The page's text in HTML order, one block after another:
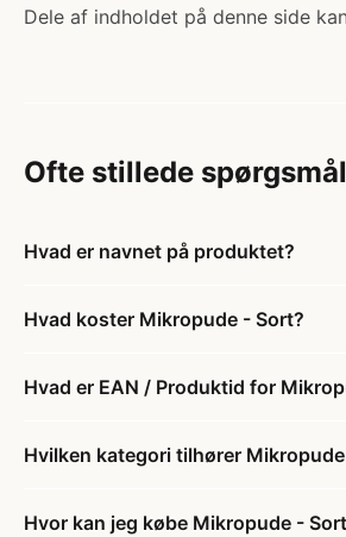
Dele af indholdet på denne side
Ofte stillede spørgsmål
Hvad er navnet på produktet?
Hvad koster Mikropude - Sort?
Hvad er EAN / Produktid for
Hvilken kategori tilhører
Hvor kan jeg købe Mikropude -